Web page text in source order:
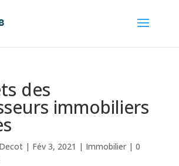
des
immobiliers
| Fév 3, 2021 | Immobilier| 0